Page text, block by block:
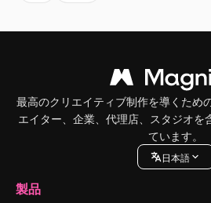
最高のクリエイティブ制作を導くため
エイター、企業、代理店、スタジオを
ています。
日本語
製品